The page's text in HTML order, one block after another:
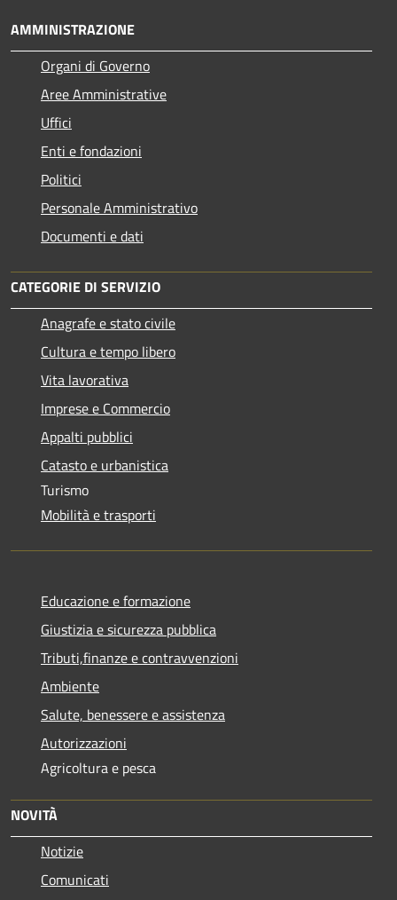
AMMINISTRAZIONE
Organi di Governo
Aree Amministrative
Uffici
Enti e fondazioni
Politici
Personale Amministrativo
Documenti e dati
CATEGORIE DI SERVIZIO
Anagrafe e stato civile
Cultura e tempo libero
Vita lavorativa
Imprese e Commercio
Appalti pubblici
Catasto e urbanistica
Turismo
Mobilità e trasporti
Educazione e formazione
Giustizia e sicurezza pubblica
Tributi,finanze e contravvenzioni
Ambiente
Salute, benessere e assistenza
Autorizzazioni
Agricoltura e pesca
NOVITÀ
Notizie
Comunicati